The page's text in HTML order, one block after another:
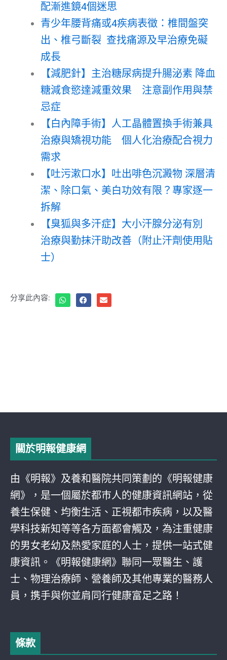
配漸進鏡4個迷思
青少年腰背痛或4疾病表徵：椎間盤突
出、椎弓斷裂 查找痛源及早治療免礙
成長
【減肥針】主治糖尿病提升腸泌素 降血
糖減食慾達減重效果 注意副作用與禁
忌症
【白內障手術】人工晶體置換手術兼具
治療與矯視功能 個人化治療配合視力
需求
【吐污漱口水】吐出啡色沉澱物 深層清
潔、除口氣、美白功效有限？專家逐一
拆解
【臭狐與多汗症】大小汗腺分泌有別
治療與勤抹汗助改善（附止汗劑使用貼
士）
分享此內容:
關於明報健康網
由《明報》及養和醫院共同策劃的《明報健康
網》，是一個屬於都巿人的健康資訊網站，從
養生保健、均衡生活、正視都巿疾病，以及醫
學科技新知等等各方面都會觸及，為注重健康
的男女老幼及熱愛家庭的人士，提供一站式健
康資訊。《明報健康網》聯同一眾醫生、護
士、物理治療師、營養師及其他專業的醫務人
員，携手與你並肩同行健康富足之路！
條款